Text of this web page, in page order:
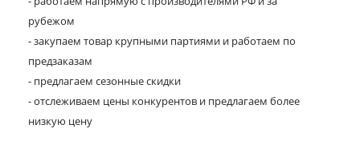
рубежом
- закупаем товар крупными партиями и работаем по
предзаказам
- предлагаем сезонные скидки
- отслеживаем цены конкурентов и предлагаем более
низкую цену